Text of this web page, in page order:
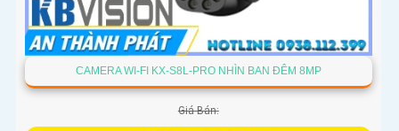
CAMERA WI-FI KX-S8L-PRO NHÌN BAN ĐÊM 8MP
Giá Bán: